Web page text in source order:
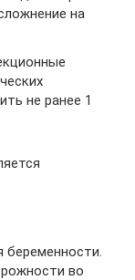
на
не ранее 1
беременности.
во